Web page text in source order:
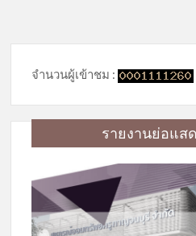
จำนวนผู้เข้าชม :
รายงานย่อแส